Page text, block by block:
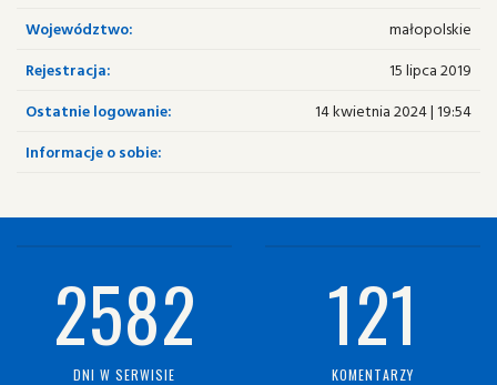
Województwo:
małopolskie
Rejestracja:
15 lipca 2019
Ostatnie logowanie:
14 kwietnia 2024 | 19:54
Informacje o sobie:
2582
DNI W SERWISIE
121
KOMENTARZY